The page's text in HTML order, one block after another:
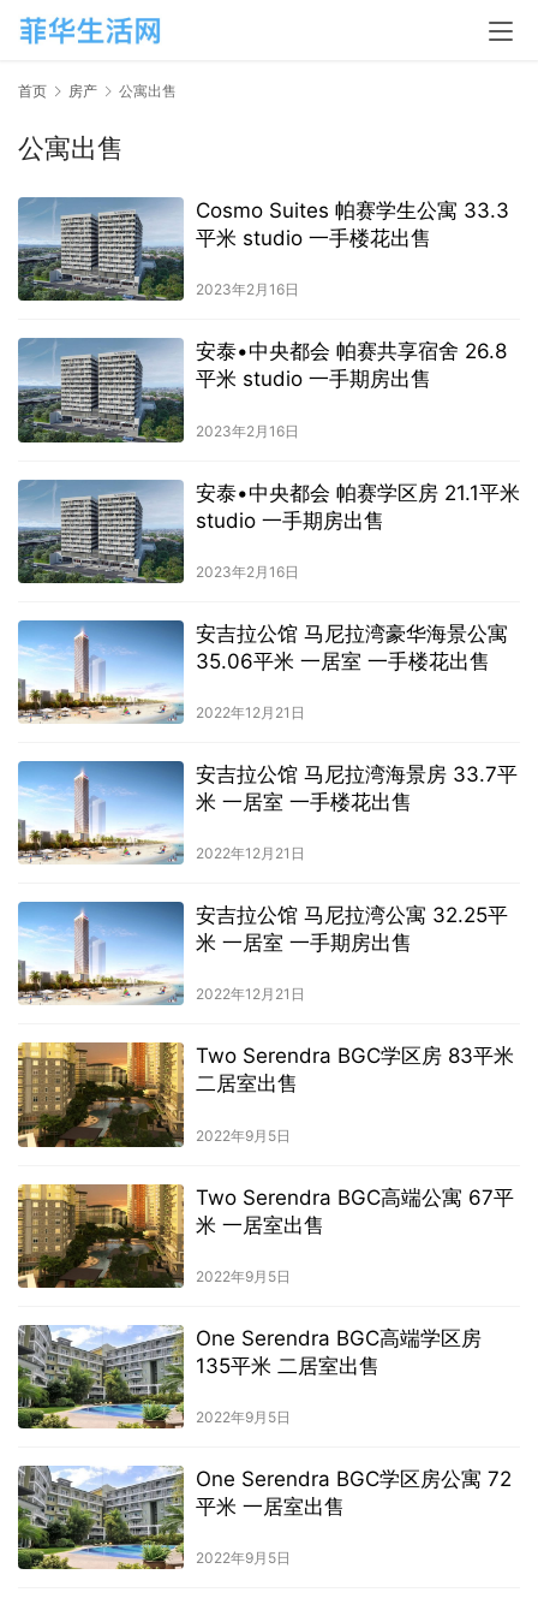
首页 房产 公寓出售
公寓出售
Cosmo Suites 帕赛学生公寓 33.3
平米 studio 一手楼花出售
2023年2月16日
安泰•中央都会 帕赛共享宿舍 26.8
平米 studio 一手期房出售
2023年2月16日
安泰•中央都会 帕赛学区房 21.1平米
studio 一手期房出售
2023年2月16日
安吉拉公馆 马尼拉湾豪华海景公寓
35.06平米 一居室 一手楼花出售
2022年12月21日
安吉拉公馆 马尼拉湾海景房 33.7平
米 一居室 一手楼花出售
2022年12月21日
安吉拉公馆 马尼拉湾公寓 32.25平
米 一居室 一手期房出售
2022年12月21日
Two Serendra BGC学区房 83平米
二居室出售
2022年9月5日
Two Serendra BGC高端公寓 67平
米 一居室出售
2022年9月5日
One Serendra BGC高端学区房
135平米 二居室出售
2022年9月5日
One Serendra BGC学区房公寓 72
平米 一居室出售
2022年9月5日